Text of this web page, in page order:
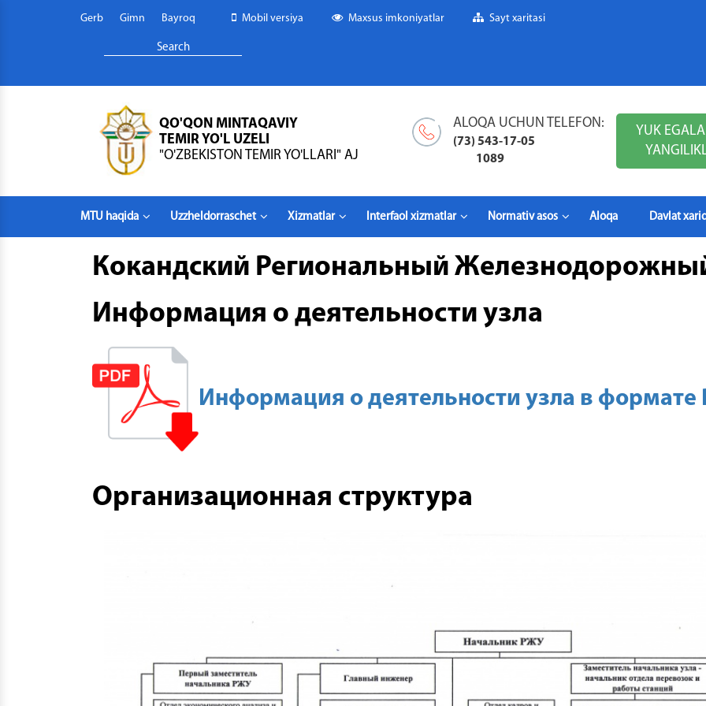
Gerb Gimn Bayroq Mobil versiya Maxsus imkoniyatlar Sayt xaritasi
QO'QON MINTAQAVIY
TEMIR YO'L UZELI
"O'ZBEKISTON TEMIR YO'LLARI" AJ
YUK
ALOQA UCHUN TELEFON:
(73) 543-17-05
1089
MTU haqida Uzzheldorraschet Xizmatlar Interfaol xizmatlar Normativ asos Aloqa Davlat
Кокандский Региональный
Информация о деятельности узла
Информация о деятельности узла в формате
Организационная структура